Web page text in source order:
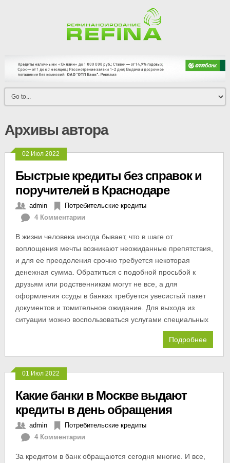
Архивы автора
02 Июл 2022
Быстрые кредиты без справок и
поручителей в Краснодаре
admin
Потребительские кредиты
4 Комментарии
В жизни человека иногда бывает, что в шаге от
воплощения мечты возникают неожиданные препятствия,
и для ее преодоления срочно требуется некоторая
денежная сумма. Обратиться с подобной просьбой к
друзьям или родственникам могут не все, а для
оформления ссуды в банках требуется увесистый пакет
документов и томительное ожидание. Для выхода из
ситуации можно воспользоваться услугами специальных
Подробнее
01 Июл 2022
Какие банки в Москве выдают
кредиты в день обращения
admin
Потребительские кредиты
4 Комментарии
За кредитом в банк обращаются сегодня многие. И все,